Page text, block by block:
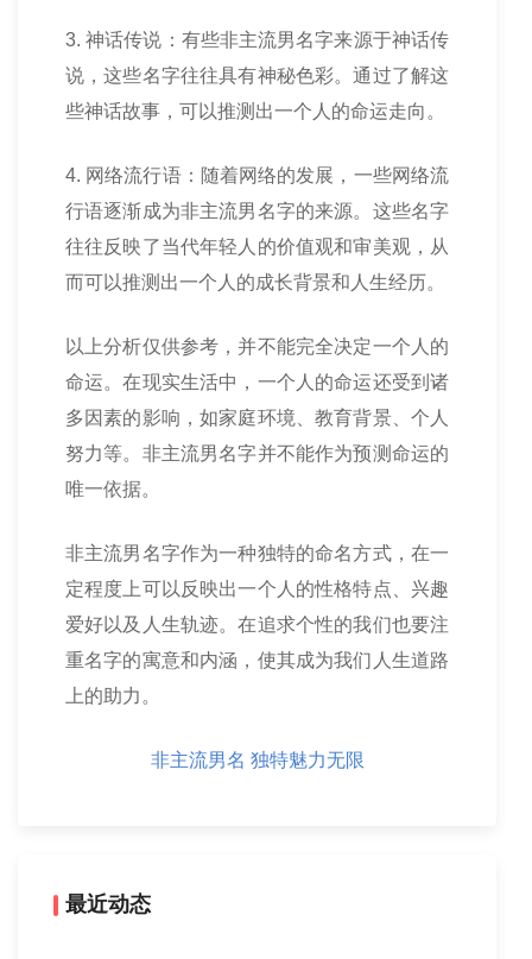
3. 神话传说：有些非主流男名字来源于神话传
说，这些名字往往具有神秘色彩。通过了解这
些神话故事，可以推测出一个人的命运走向。
4. 网络流行语：随着网络的发展，一些网络流
行语逐渐成为非主流男名字的来源。这些名字
往往反映了当代年轻人的价值观和审美观，从
而可以推测出一个人的成长背景和人生经历。
以上分析仅供参考，并不能完全决定一个人的
命运。在现实生活中，一个人的命运还受到诸
多因素的影响，如家庭环境、教育背景、个人
努力等。非主流男名字并不能作为预测命运的
唯一依据。
非主流男名字作为一种独特的命名方式，在一
定程度上可以反映出一个人的性格特点、兴趣
爱好以及人生轨迹。在追求个性的我们也要注
重名字的寓意和内涵，使其成为我们人生道路
上的助力。
非主流男名 独特魅力无限
最近动态